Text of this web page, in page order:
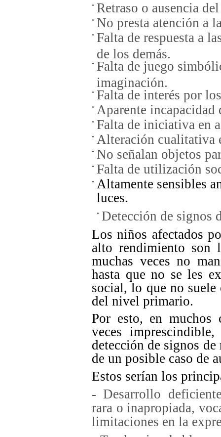
Retraso o ausencia
No presta atención a
Falta de respuesta a
de los demás.
Falta de juego
imaginación.
Falta de interés por
Aparente incapacidad
Falta de iniciativa en
Alteración cualitativa
No señalan objetos
Falta de utilización
Altamente sensibles
luces.
Detección de signos
Los niños afectados
alto rendimiento son
muchas veces no
hasta que no se les
social, lo que no
del nivel primario.
Por esto, en muchos
veces
detección de signos de
de un posible caso de
Estos serían los
- Desarrollo
rara o inapropiada,
limitaciones en la